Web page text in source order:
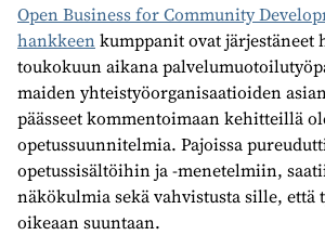
Open Business for Community
hankkeenkumppanit ovat järjestäneet
toukokuun aikana
maiden yhteistyöorganisaatioiden
päässeet kommentoimaan kehitteillä
opetussuunnitelmia. Pajoissa
opetussisältöihin ja -menetelmiin,
näkökulmia sekä vahvistusta sille, että
oikeaan suuntaan.